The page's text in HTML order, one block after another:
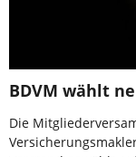
BDVM wählt
Die